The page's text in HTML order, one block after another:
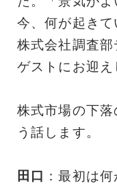
今、何が起き
株式会社調査
ゲストにお迎え
株式市場の下落
う話します。
田口
：最初は